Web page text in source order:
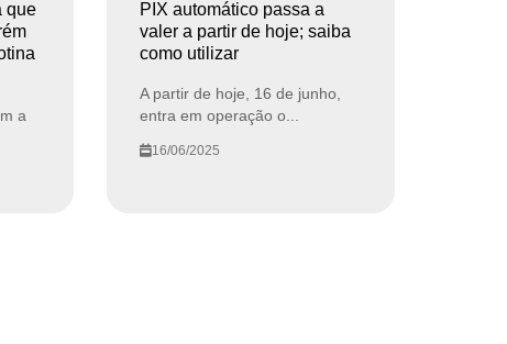
que
a
PIX automático passa a
valer a partir de hoje; saiba
como utilizar
A partir de hoje, 16 de junho,
entra em operação o...
16/06/2025